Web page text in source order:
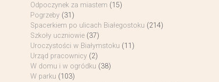
Odpoczynek za miastem (15)
Pogrzeby (31)
Spacerkiem po ulicach Białegostoku (214)
Szkoły uczniowie (37)
Uroczystości w Białymstoku (11)
Urząd pracownicy (2)
W domu i w ogródku (38)
W parku (103)